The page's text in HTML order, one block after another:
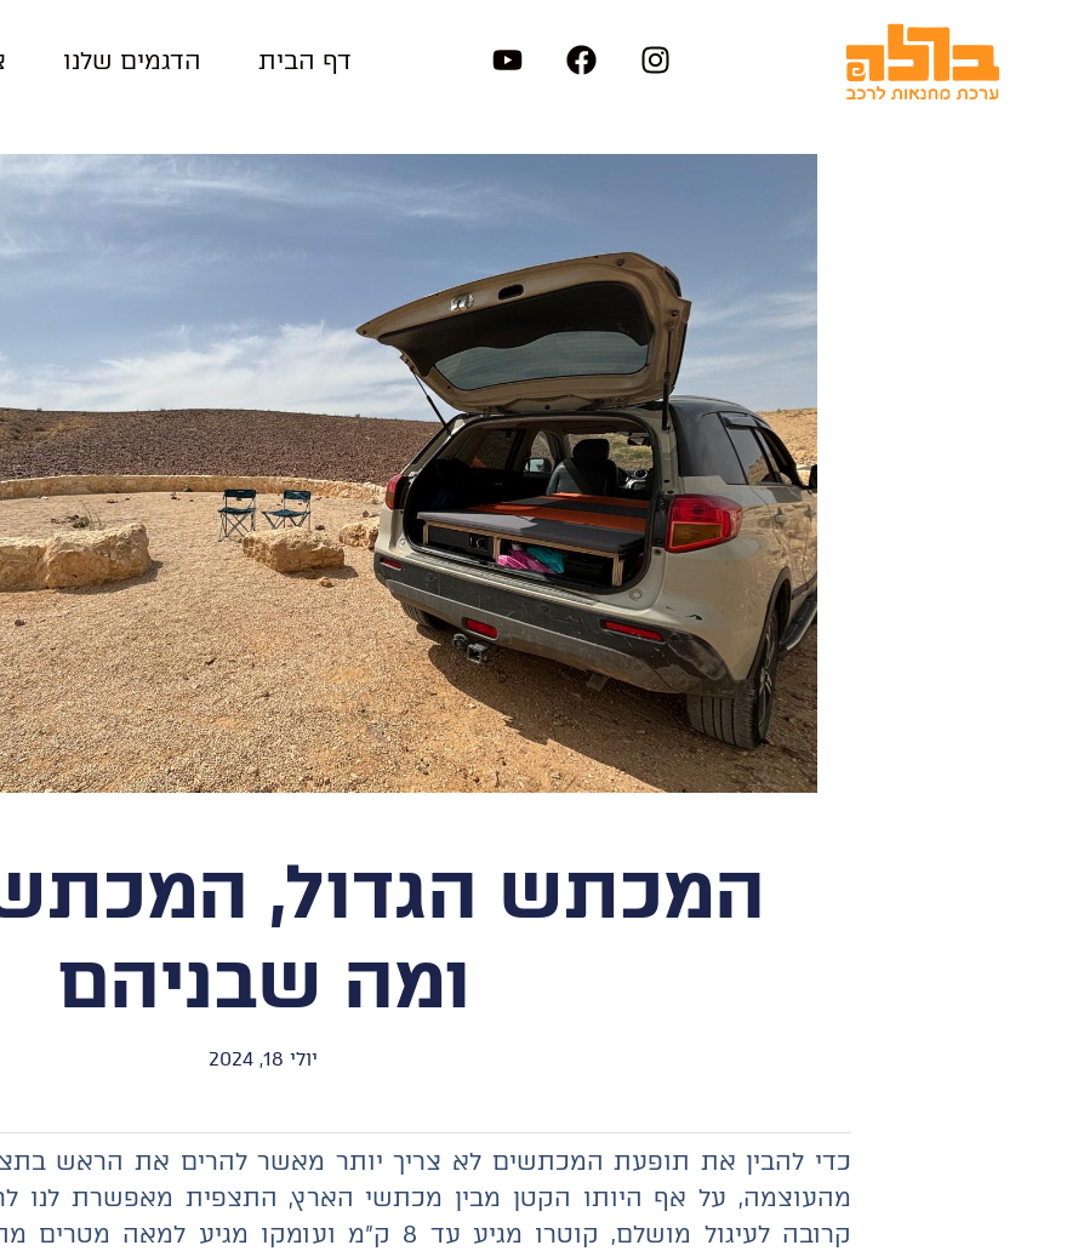
דף הבית הדגמים שלנו
המכתש הגדול,
ומה שבניהם
יולי 18, 2024
כדי להבין את תופעת המכתשים לא צריך יותר מאשר להרים את הראש
מהעוצמה, על אף היותו הקטן מבין מכתשי הארץ, התצפית מאפשרת לנו
קרובה לעיגול מושלם, קוטרו מגיע עד 8 ק"מ ועומקו